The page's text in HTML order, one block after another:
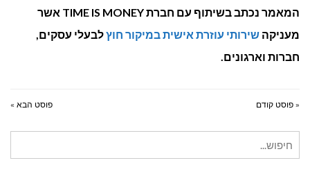
המאמר נכתב בשיתוף עם חברת TIME IS MONEY אשר
מעניקה שירותי עוזרת אישית במיקור חוץלבעלי עסקים,
חברות וארגונים.
« פוסט קודם פוסט הבא »
עבור: